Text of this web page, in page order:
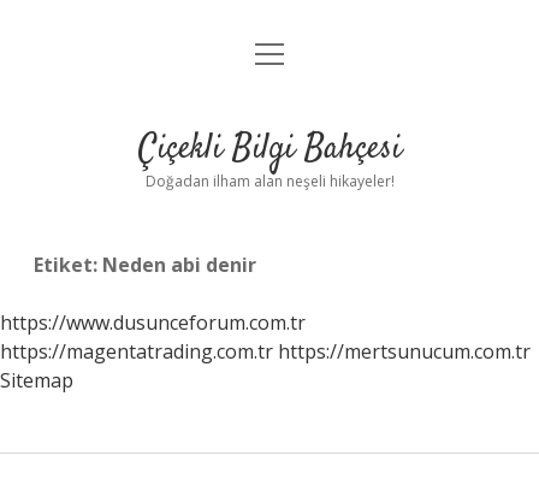
Anasayfa
Yasal Uyarı
menüyü
Çiçekli Bilgi Bahçesi
Doğadan ilham alan neşeli hikayeler!
Etiket: Neden abi denir
https://www.dusunceforum.com.tr
https://magentatrading.com.tr https://mertsunucum.com.tr
Sitemap